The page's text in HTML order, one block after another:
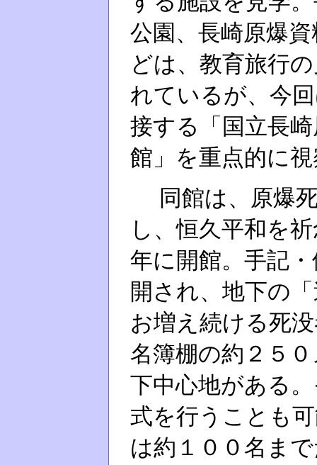
公園、長崎原爆
どは、教育旅行
れているが、今
接する「国立長
館」を重点的に
同館は、原爆
し、恒久平和を
年に開館。手記
開され、地下の
お増え続ける死
名簿棚の約２５
下中心地がある
式を行うことも
は約１００名ま